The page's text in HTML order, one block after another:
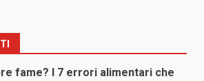
fame? I 7 errori alimentari che